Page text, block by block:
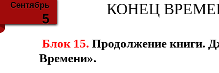
Сентябрь
5
КОНЕЦ
Блок 15. Продолжение книги.
Времени».